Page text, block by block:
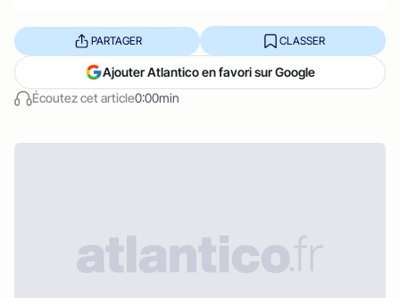
Écoutez cet article0:00min
PARTAGER CLASSER
Ajouter Atlantico en favori sur Google